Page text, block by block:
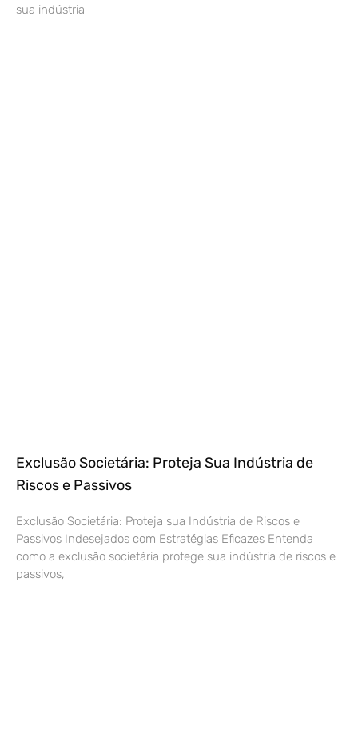
sua indústria
Exclusão Societária: Proteja Sua Indústria de
Riscos e Passivos
Exclusão Societária: Proteja sua Indústria de Riscos e
Passivos Indesejados com Estratégias Eficazes Entenda
como a exclusão societária protege sua indústria de riscos e
passivos,